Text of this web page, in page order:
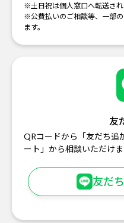
※土日祝は個人窓口へ転送され
※公費払いのご相談等、一部
ます。
友
QRコードから「友だち追
ート」から相談いただけま
友だ